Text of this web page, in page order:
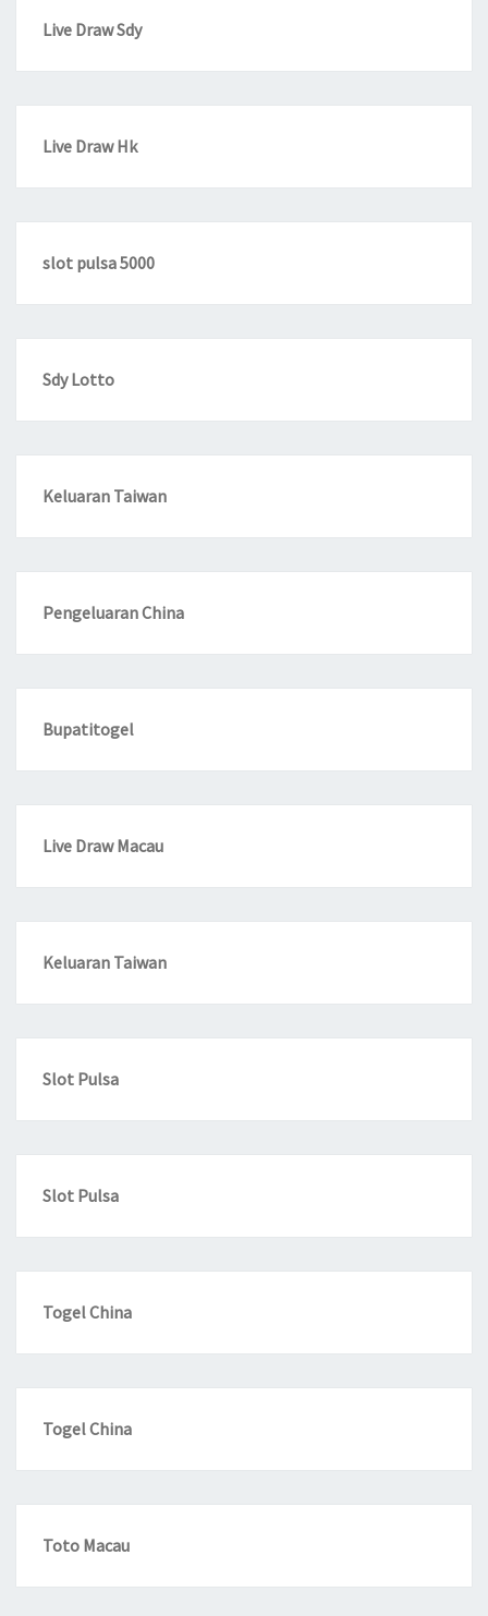
Live Draw Sdy
Live Draw Hk
slot pulsa 5000
Sdy Lotto
Keluaran Taiwan
Pengeluaran China
Bupatitogel
Live Draw Macau
Keluaran Taiwan
Slot Pulsa
Slot Pulsa
Togel China
Togel China
Toto Macau